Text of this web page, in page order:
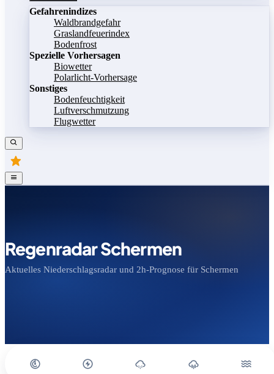
Gefahrenindizes
Waldbrandgefahr
Graslandfeuerindex
Bodenfrost
Spezielle Vorhersagen
Biowetter
Polarlicht-Vorhersage
Sonstiges
Bodenfeuchtigkeit
Luftverschmutzung
Flugwetter
Regenradar Schermen
Aktuelles Niederschlagsradar und 2h-Prognose für Schermen